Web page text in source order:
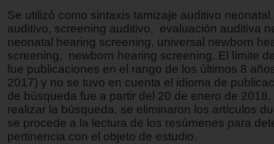
Se utilizó como sintaxis tamizaje auditivo
auditivo, screening auditivo, evaluación auditiva
neonatal hearing screening, universal newborn
screening, newborn hearing screening. El límite
fue publicaciones en el rango de los últimos 8
2017) y no se tuvo en cuenta el idioma de
de búsqueda fue a partir del 20 de enero de
realizar la búsqueda, se eliminaron los artículos
se procede a la lectura de los resúmenes para
pertinencia con el objeto de estudio.